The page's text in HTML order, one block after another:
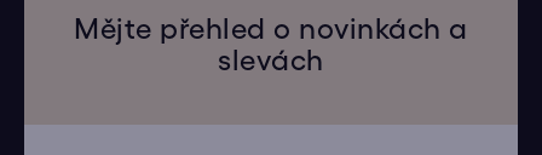
Mějte přehled o novinkách a
slevách